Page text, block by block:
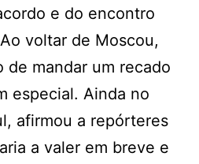
e do encontro
voltar de Moscou,
de mandar um recado
especial. Ainda no
afirmou a repórteres
a valer em breve e